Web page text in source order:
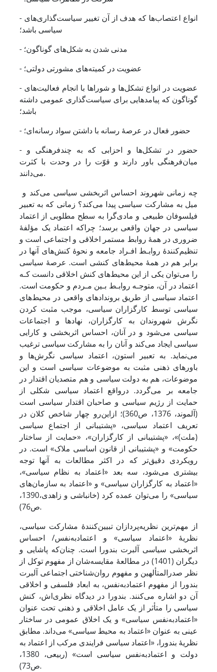
- انواع اعتصاب‌ها که هدف از آن تغییر سیاست‌گذاری‌های
سیاسی باشد؛
- مدنی شدن به شکل‌های گوناگون؛
- عضویت در کمیته‌های مشورتی دولتی؛
- عضویت در انواع تشکل‌ها و شوراها با انجام فعالیت‌های
گوناگون که پیامدهایی برای سیاست‌گذاری عمومی داشته
باشد؛
- حضور فعال در عرصۀ رسانه با داشتن سواد رسانه‌ای؛
- حضور در تشکل‌ها و احزابی که به چندفرهنگی و
میان‌فرهنگی باور دارند و قوّت را در وحدت با کثرت‌
می‌دانند.
میل به مشارکت سیاسی پیدا می‌کند؟ زمانی که به تعبیر
فیلسوفان طبیعی و مادی‌گرا به سطح مطلوبی از اعتماد
سیاسی در جهان واقعی برسد؛ چراکه اعتماد یک مؤلفۀ
ضروری در همۀ روابط مستمر اخلاقی و اجتماعی است و
تنظیم‌کنندۀ روابـط افـراد جامعه و نحوۀ کنش‌های آنها در
برابر هم در همۀ محیط‌های کنشی است. عرصۀ سیاسی
را می‌توان یکی از این محیط‌های کنش اخلاقی دانست کـه
اعتماد در آن، متوجـه روابـط بـین مـردم و حکومت است.
اعتماد سیاسی از طریق بروندادهای واقعی در محیط‌های
سیاسی توسط کارگزاران سیاسی، موجب مثبت کردن
نگرش شهروندان به کارگزاران، نهادها و اجتماعات
سیاسی می‌شود و در آنان، احساس اثربخشی و کارایی
سیاسی ایجاد می‌کند و آنان را به مشارکت سیاسی ترغیب
می‌نماید. به تعبیر استون، اعتماد سیاسی نگرش‌ها و
باورهای ذهنی مثبت به موضوعات سیاسی است و این
موضوعات، هم به دولت سیاسی و هم متصدیان اقتدار در
جامعه بر می‌گردد. ‌درواقع اعتماد سیاسی شکلی از
حمایت از رژیم سیاسی و صاحبان اقتدار سیاسی است
(آلموند، 1376، ص360)؛ ازاین‌رو چهار شاخص کلان در
تعریف اعتماد سیاسی، «پشتیبانی از اجتماع سیاسی
(ملت)»، «پشتیبانی از کارگزاران»، «حمایت از ساختار
حکومت» و «پشتیبانی از قانون اساسی ملاک» است. در
رویکردی دقیق‌تر که در اکثر مطالعات به آنها توجه
بیشتری می‌شود، سه بعد «اعتماد به نظام سیاسی»،
«اعتماد به کارگزاران سیاسی» و «اعتماد به سازمان‌های
سیاسی» را می‌توان عمده کرد (خانباشی و زاهدی،1390،
ص76).
از مهم‌ترین نظریه‌پردازان تبیین‌کنندۀ مشارکت سیاسی،
نظریۀ «اعتماد سیاسی» و اعتمادبه‌نفس/ احساس
اثربخشی سیاسی آلبرت بندورا است. چنان‌که پاشایی و
دیگران (1401) در مطالعۀ مقایسه‌شان از مفهوم توکل از
نظر صدرالمتألهین و مفهوم روان‌شناختی اجتماعی آلبرت
بندورا از مفهوم اعتمادبه‌نفس، به ابعاد فلسفی و اخلاقی
آن دو اشاره می‌کنند. بندورا در دیدگاه نظری‌اش، کنش
سیاسی را متأثر از یک عامل اخلاقی و ذهنی تحت عنوان
«اعتمادبه‌نفس سیاسی» و یک اخلاق عمومی در ساختار
عینی به عنوان «اعتماد به محیط سیاسی» می‌داند. ‌مطابق
نظریۀ بندورا، «اعتماد سیاسی فرایند‌ی مرکب از اعتماد به
دولت و اعتمادبه‌نفس سیاسی است» (ربیعی، 1380،
ص73).